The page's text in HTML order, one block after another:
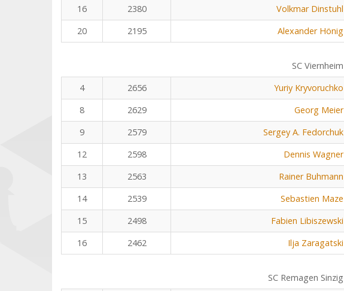
16
2380 Volkmar Dinstuhl
20
2195 Alexander Hönig
SC Viernheim
4
2656 Yuriy Kryvoruchko
8
2629 Georg Meier
9
2579 Sergey A. Fedorchuk
12
2598 Dennis Wagner
13
2563 Rainer Buhmann
14
2539 Sebastien Maze
15
2498 Fabien Libiszewski
16
2462 Ilja Zaragatski
SC Remagen Sinzig